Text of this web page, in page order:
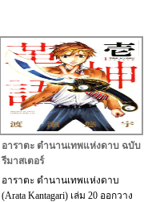
อาราตะ ตำนานเทพแห่งดาบ ฉบับ
รีมาสเตอร์
อาราตะ ตำนานเทพแห่งดาบ
(Arata Kantagari) เล่ม 20 ออกวาง